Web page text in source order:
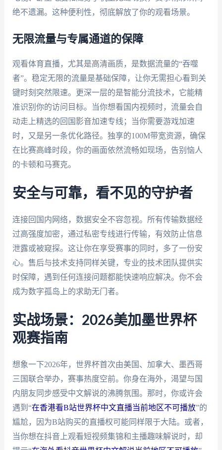
绝不遗漏。这种便利性，彻底解放了你的观看场景。
无限流量与专属通道的保障
观看体育直播，尤其是高清画质，是数据流量的“吞噬
者”。稳定无限的流量是基础保障，让你无需担心看到关
键时刻突然限速。更深一层的是智能分流技术，它能精
准识别你的访问目标。当你想看国内视频时，流量会自
动走上精选的回国影音加速专线；当你需要游戏加速
时，又是另一条优化路径。独享的100M带宽资源，确保
在比赛高峰时段，你的画面依然流畅如现场，告别恼人
的卡顿和马赛克。
安全与可靠，看不见的守护者
连接回国内网络，数据安全不容忽视。所有传输数据经
过高强度加密，通过私密专线进行传输，有效防止信息
泄露或被窥探。这让你在享受赛事的同时，多了一份安
心。售后与技术支持同样关键，专业的技术团队提供实
时保障，遇到任何连接问题都能快速响应解决。你不会
成为数字孤岛上的求助无门者。
实战场景：2026美加墨世界杯
观赛指南
想象一下2026年，世界杯首次由美国、加拿大、墨西哥
三国联合举办，赛事热度空前。你身在海外，渴望与国
内朋友同步感受中文解说的沸腾氛围。那时，你或许会
遇到“在香港看B站世界杯中文直播当前地区不可播放”的
尴尬，因为B站购买的直播权可能同样限于大陆。或者，
当你想在抖音上观看短视频集锦和主播趣味解说时，却